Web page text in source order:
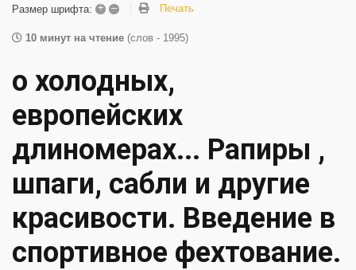
Размер шрифта: + – Печать
10 минут на чтение (слов - 1995)
о холодных,
европейских
длиномерах... Рапиры ,
шпаги, сабли и другие
красивости. Введение в
спортивное фехтование.